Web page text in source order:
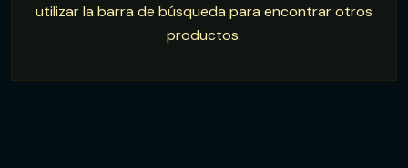
utilizar la barra de búsqueda para encontrar otros
productos.